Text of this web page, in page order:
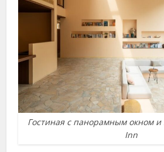
Гостиная с панорамным окном
Inn